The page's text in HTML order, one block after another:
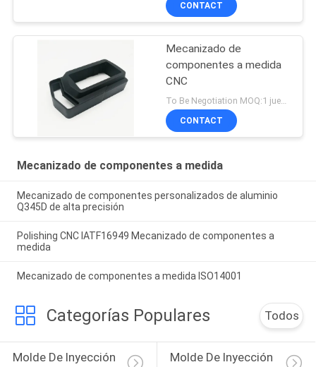
CONTACT
Mecanizado de
componentes a medida
CNC
To Be Negotiation MOQ:1 juego
CONTACT
Mecanizado de componentes a medida
Mecanizado de componentes personalizados de aluminio
Q345D de alta precisión
Polishing CNC IATF16949 Mecanizado de componentes a
medida
Mecanizado de componentes a medida ISO14001
Categorías Populares Todos
Molde De Inyección
Molde De Inyección